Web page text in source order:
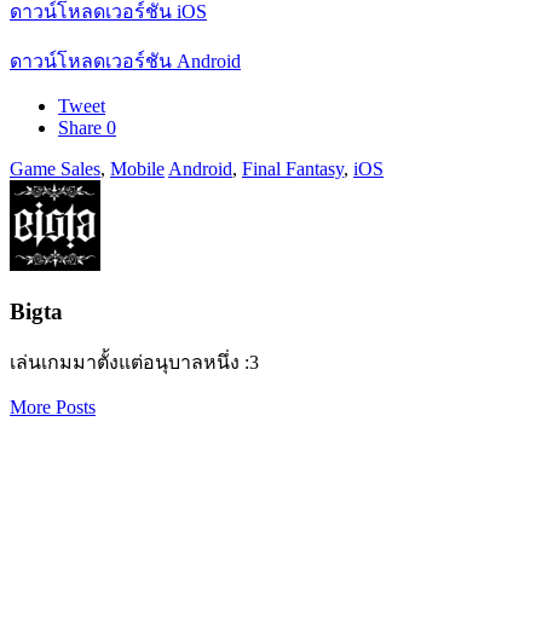
ดาวน์โหลดเวอร์ชัน iOS
ดาวน์โหลดเวอร์ชัน Android
Tweet
Share 0
Game Sales, Mobile Android, Final Fantasy, iOS
Bigta
เล่นเกมมาตั้งแต่อนุบาลหนึ่ง :3
More Posts